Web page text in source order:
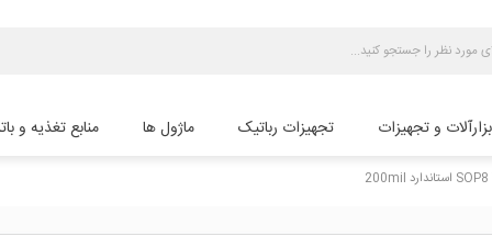
و تجهیزات تجهیزات رباتیک ماژول ها منابع تغذیه و